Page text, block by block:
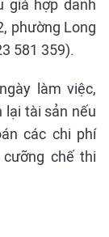
giá hợp danh
phường Long
581 359).
làm việc,
lại tài sản nếu
các chi phí
chế thi